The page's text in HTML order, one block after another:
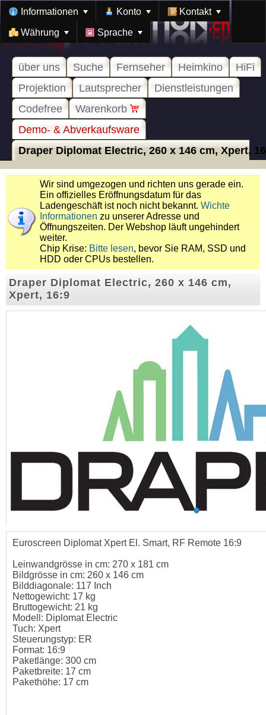
Informationen Konto Kontakt
Währung Sprache
über uns Suche Fernseher Heimkino
HiFi
Projektion
Lautsprecher
Dienstleistungen
Codefree
Warenkorb
Demo- & Abverkaufsware
Draper Diplomat Electric, 260 x 146 cm, Xpert,
Wir sind umgezogen und richten uns gerade ein.
Ein offizielles Eröffnungsdatum für das
Ladengeschäft ist noch nicht bekannt. Wichte
Informationen zu unserer Adresse und
Öffnungszeiten. Der Webshop läuft ungehindert
weiter.
Chip Krise: Bitte lesen, bevor Sie RAM, SSD und
HDD oder CPUs bestellen.
Draper Diplomat Electric, 260 x 146 cm,
Xpert, 16:9
Euroscreen Diplomat Xpert El. Smart, RF Remote 16:9
Leinwandgrösse in cm: 270 x 181 cm
Bildgrösse in cm: 260 x 146 cm
Bilddiagonale: 117 Inch
Nettogewicht: 17 kg
Bruttogewicht: 21 kg
Modell: Diplomat Electric
Tuch: Xpert
Steuerungstyp: ER
Format: 16:9
Paketlänge: 300 cm
Paketbreite: 17 cm
Pakethöhe: 17 cm